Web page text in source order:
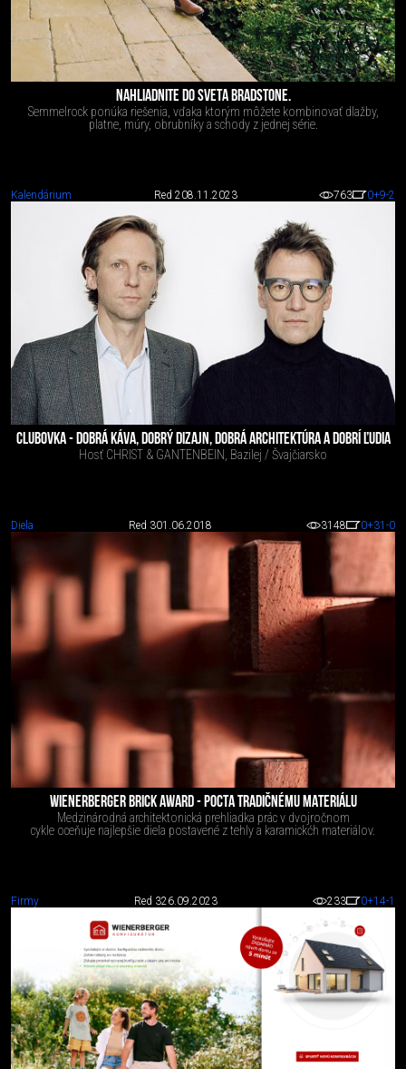
NAHLIADNITE DO SVETA BRADSTONE.
Semmelrock ponúka riešenia, vďaka ktorým môžete kombinovať dlažby,
platne, múry, obrubníky a schody z jednej série.
Kalendárium Red 2 08.11.2023 763 0+9-2
CLUBOVKA - DOBRÁ KÁVA, DOBRÝ DIZAJN, DOBRÁ ARCHITEKTÚRA A DOBRÍ ĽUDIA
Hosť CHRIST & GANTENBEIN, Bazilej / Švajčiarsko
Diela Red 301.06.2018 3148 0+31 -0
WIENERBERGER BRICK AWARD - POCTA TRADIČNÉMU MATERIÁLU
Medzinárodná architektonická prehliadka prác v dvojročnom
cykle oceňuje najlepšie diela postavené z tehly a karamickćh materiálov.
Firmy Red 326.09.2023 233 0+14-1